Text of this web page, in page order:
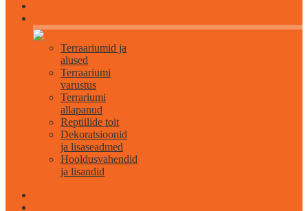
Terraariumid ja
alused
Terraariumi
varustus
Terrariumi
allapanud
Reptiilide toit
Dekoratsioonid
ja lisaseadmed
Hooldusvahendid
ja lisandid